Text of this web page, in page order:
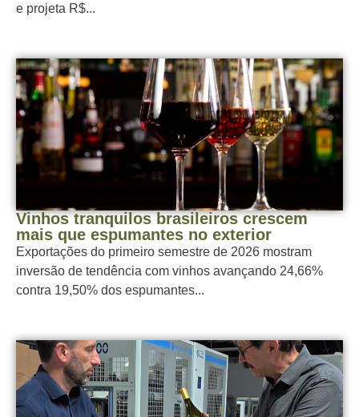
e projeta R$...
Vinhos tranquilos brasileiros crescem
mais que espumantes no exterior
Exportações do primeiro semestre de 2026 mostram
inversão de tendência com vinhos avançando 24,66%
contra 19,50% dos espumantes...